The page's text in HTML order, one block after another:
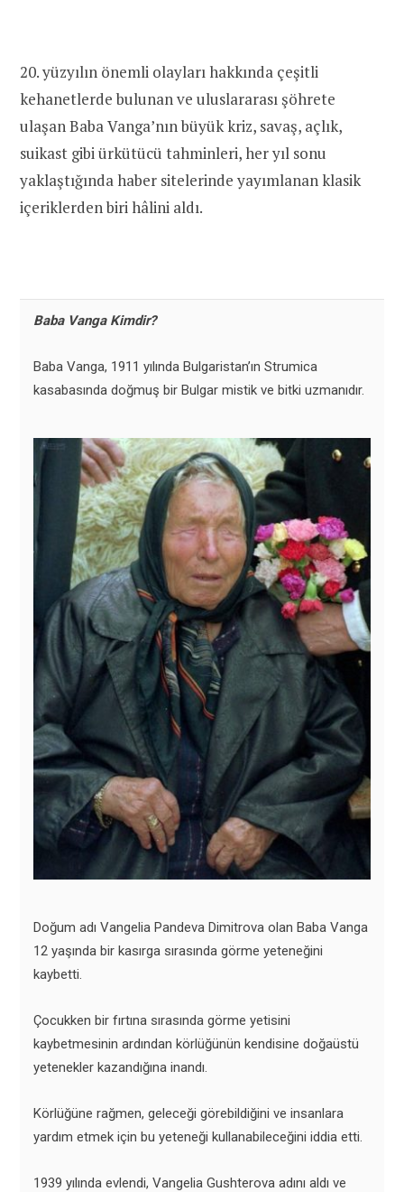
20. yüzyılın önemli olayları hakkında çeşitli
kehanetlerde bulunan ve uluslararası şöhrete
ulaşan Baba Vanga’nın büyük kriz, savaş, açlık,
suikast gibi ürkütücü tahminleri, her yıl sonu
yaklaştığında haber sitelerinde yayımlanan klasik
içeriklerden biri hâlini aldı.
Baba Vanga Kimdir?
Baba Vanga, 1911 yılında Bulgaristan’ın Strumica
kasabasında doğmuş bir Bulgar mistik ve bitki uzmanıdır.
Doğum adı Vangelia Pandeva Dimitrova olan Baba Vanga
12 yaşında bir kasırga sırasında görme yeteneğini
kaybetti.
Çocukken bir fırtına sırasında görme yetisini
kaybetmesinin ardından körlüğünün kendisine doğaüstü
yetenekler kazandığına inandı.
Körlüğüne rağmen, geleceği görebildiğini ve insanlara
yardım etmek için bu yeteneği kullanabileceğini iddia etti.
1939 yılında evlendi, Vangelia Gushterova adını aldı ve